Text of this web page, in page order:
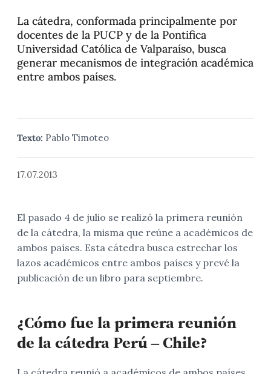
La cátedra, conformada principalmente por
docentes de la PUCP y de la Pontifica
Universidad Católica de Valparaíso, busca
generar mecanismos de integración académica
entre ambos países.
Texto: Pablo Timoteo
17.07.2013
El pasado 4 de julio se realizó la primera reunión
de la cátedra, la misma que reúne a académicos de
ambos países. Esta cátedra busca estrechar los
lazos académicos entre ambos países y prevé la
publicación de un libro para septiembre.
¿Cómo fue la primera reunión
de la cátedra Perú – Chile?